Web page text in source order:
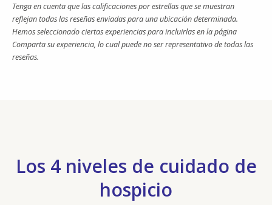
Tenga en cuenta que las calificaciones por estrellas que se muestran
reflejan todas las reseñas enviadas para una ubicación determinada.
Hemos seleccionado ciertas experiencias para incluirlas en la página
Comparta su experiencia, lo cual puede no ser representativo de todas las
reseñas.
Los 4 niveles de cuidado de
hospicio